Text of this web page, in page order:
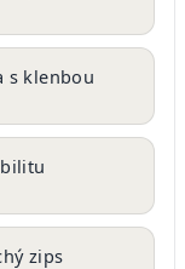
s klenbou
zips